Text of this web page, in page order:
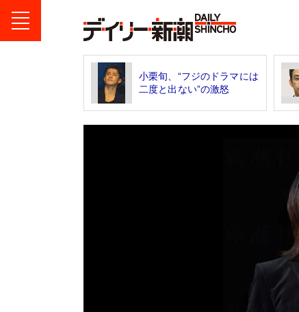
小栗旬、“フジのドラマには
二度と出ない”の激怒